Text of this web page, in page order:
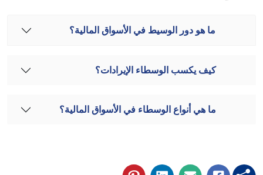
ما هو دور الوسيط في الأسواق المالية؟
كيف يكسب الوسطاء الإيرادات؟
ما هي أنواع الوسطاء في الأسواق المالية؟